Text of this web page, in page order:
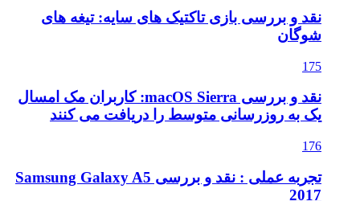
نقد و بررسی بازی تاکتیک های سایه: تیغه های
شوگان
نقد و بررسی macOS Sierra: کاربران مک امسال
یک به روزرسانی متوسط را دریافت می کنند
تجربه عملی : نقد و بررسی Samsung Galaxy A5